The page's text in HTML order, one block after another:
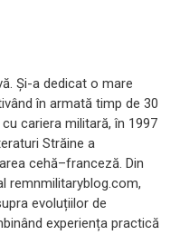
Și-a dedicat o mare
în armată timp de 30
cariera militară, în 1997
Străine a
cehă–franceză. Din
remnmilitaryblog.com,
evoluțiilor de
experiența practică